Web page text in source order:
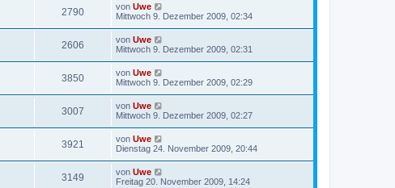
2790 von Uwe
Mittwoch 9. Dezember 2009, 02:34
2606 von Uwe
Mittwoch 9. Dezember 2009, 02:31
3850 von Uwe
Mittwoch 9. Dezember 2009, 02:29
3007 von Uwe
Mittwoch 9. Dezember 2009, 02:27
3921 von Uwe
Dienstag 24. November 2009, 20:44
3149 von Uwe
Freitag 20. November 2009, 14:24